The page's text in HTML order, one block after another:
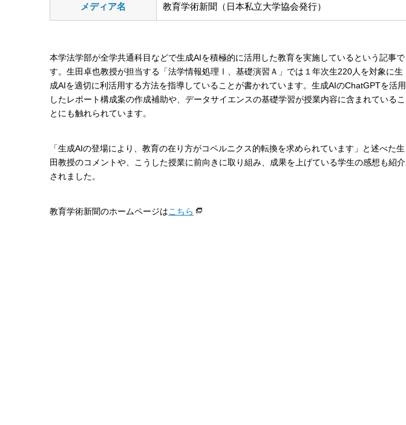
メディア名 教育学術新聞（日本私立大学協会発行）
本学法学部が全学共通科目などで生成AIを積極的に活用した教育を実施しているという記事で
す。生田卓也教授が担当する「法学情報処理Ⅰ、基礎演習Ａ」では１年次生220人を対象に生
成AIを適切に利活用する方法を指導していることが書かれています。生成AIのChatGPTを活用
したレポート構成案の作成補助や、データサイエンスの基礎学習が授業内容に含まれているこ
とにも触れられています。
「生成AIの登場により、教育の在り方がコペルニクス的転換を求められています」と述べた生
田教授のコメントや、こうした授業に前向きに取り組み、成果を上げている学生の感想も紹介
されました。
教育学術新聞のホームページはこちら